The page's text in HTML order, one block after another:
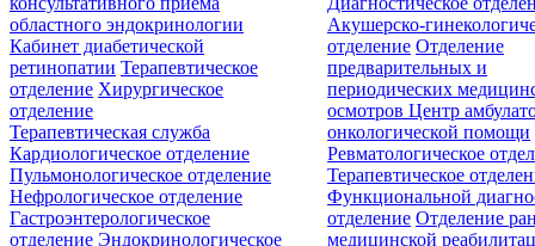
областного эндокринологии
Кабинет диабетической
ретинопатии Терапевтическое
отделение Хирургическое
отделение
Акушерско-
отделение Отделение
предварительных и
периодических
осмотровЦентр
онкологической помощи
Терапевтическая служба
Кардиологическое отделение
Пульмонологическое отделение
Нефрологическое отделение
Гастроэнтерологическое
отделение Эндокринологическое
Ревматологическое
Терапевтическое
Функциональной
отделение Отделение
медицинской